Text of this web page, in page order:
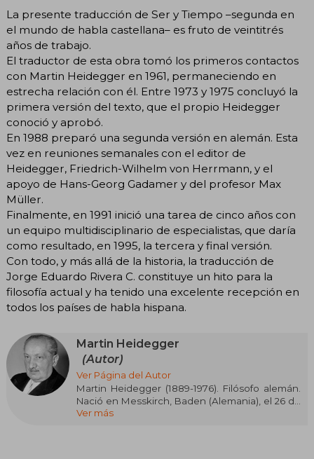
La presente traducción de Ser y Tiempo –segunda en
el mundo de habla castellana– es fruto de veintitrés
años de trabajo.
El traductor de esta obra tomó los primeros contactos
con Martin Heidegger en 1961, permaneciendo en
estrecha relación con él. Entre 1973 y 1975 concluyó la
primera versión del texto, que el propio Heidegger
conoció y aprobó.
En 1988 preparó una segunda versión en alemán. Esta
vez en reuniones semanales con el editor de
Heidegger, Friedrich-Wilhelm von Herrmann, y el
apoyo de Hans-Georg Gadamer y del profesor Max
Müller.
Finalmente, en 1991 inició una tarea de cinco años con
un equipo multidisciplinario de especialistas, que daría
como resultado, en 1995, la tercera y final versión.
Con todo, y más allá de la historia, la traducción de
Jorge Eduardo Rivera C. constituye un hito para la
filosofía actual y ha tenido una excelente recepción en
todos los países de habla hispana.
Martin Heidegger
(Autor)
Ver Página del Autor
Martin Heidegger (1889-1976). Filósofo alemán.
Nació en Messkirch, Baden (Alemania), el 26 de
septiembre de 1889. Su padre, Friedrich
Ver más